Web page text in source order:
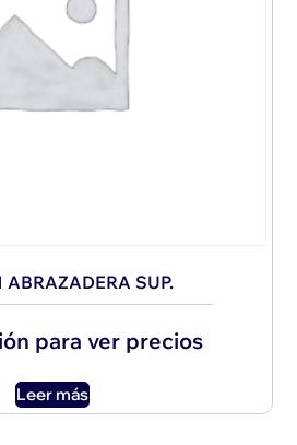
ABRAZADERA SUP.
para ver precios
Leer más